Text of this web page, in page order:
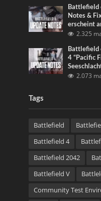
Battlefield
Notes &
erscheint
2.325
Battlefield
4 “Pacific
2.073
Tags
Battlefield
Battlefield 4
Battlefield 2042
Battlefield V
Community Test